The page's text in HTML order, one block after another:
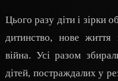
Цього разу діти і зірки
дитинство, нове
війна. Усі разом
дітей, постраждалих у